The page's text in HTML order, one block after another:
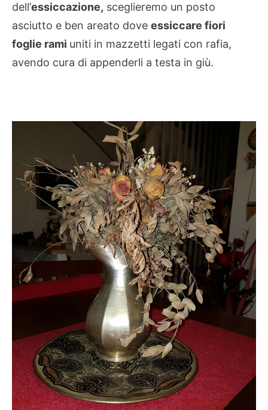
dell’essiccazione, sceglieremo un posto
asciutto e ben areato dove essiccare fiori
foglie rami uniti in mazzetti legati con rafia,
avendo cura di appenderli a testa in giù.